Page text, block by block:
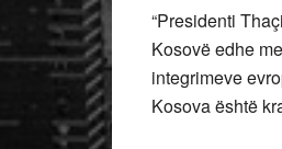
“Presidenti
Kosovë edhe
integrimeve
Kosova është